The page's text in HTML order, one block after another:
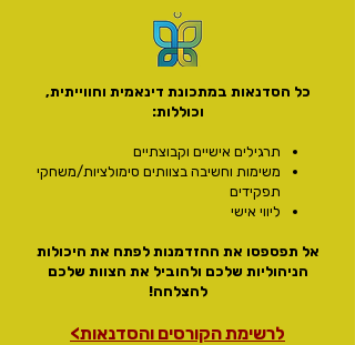
כל הסדנאות במתכונת דינאמית וחווייתית,
וכוללות:
תרגילים אישיים וקבוצתיים
משימות וחשיבה בצוותים סימולציות/משחקי
תפקידים
ליווי אישי
אל תפספסו את ההזדמנות לפתח את היכולות
הניהוליות שלכם ולהוביל את הצוות שלכם
להצלחה!
לרשימת הקורסים והסדנאות>